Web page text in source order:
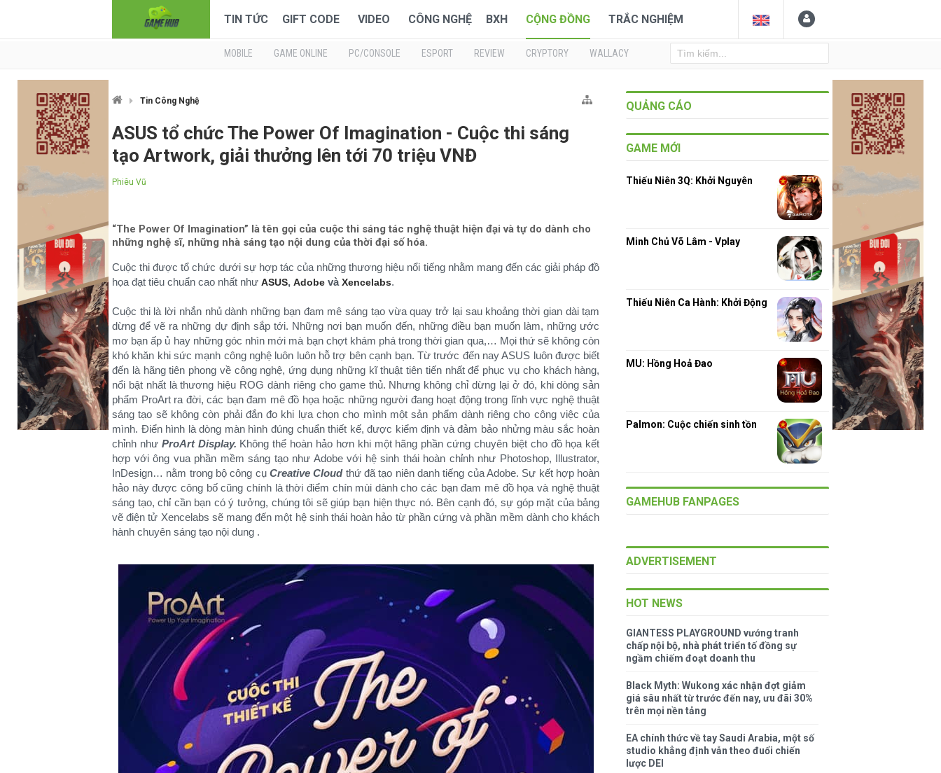
TIN TỨC GIFT CODE VIDEO CÔNG NGHỆ BXH CỘNG ĐỒNG TRẮC NGHIỆM
MOBILE GAME ONLINE PC/CONSOLE ESPORT REVIEW CRYPTORY WALLACY
Tin Công Nghệ
ASUS tổ chức The Power Of Imagination - Cuộc thi sáng
tạo Artwork, giải thưởng lên tới 70 triệu VNĐ
Phiêu Vũ
“The Power Of Imagination” là tên gọi của cuộc thi sáng tác nghệ thuật hiện đại và tự do dành cho
những nghệ sĩ, những nhà sáng tạo nội dung của thời đại số hóa.
Cuộc thi được tổ chức dưới sự hợp tác của những thương hiệu nổi tiếng nhằm mang đến các giải pháp đồ
họa đạt tiêu chuẩn cao nhất như ASUS, Adobe và Xencelabs.
Cuộc thi là lời nhắn nhủ dành những bạn đam mê sáng tạo vừa quay trở lại sau khoảng thời gian dài tạm
dừng để vẽ ra những dự định sắp tới. Những nơi bạn muốn đến, những điều bạn muốn làm, những ước
mơ bạn ấp ủ hay những góc nhìn mới mà bạn chợt khám phá trong thời gian qua,… Mọi thứ sẽ không còn
khó khăn khi sức mạnh công nghệ luôn luôn hỗ trợ bên cạnh bạn. Từ trước đến nay ASUS luôn được biết
đến là hãng tiên phong về công nghệ, ứng dụng những kĩ thuật tiên tiến nhất để phục vụ cho khách hàng,
nổi bật nhất là thương hiệu ROG dành riêng cho game thủ. Nhưng không chỉ dừng lại ở đó, khi dòng sản
phẩm ProArt ra đời, các bạn đam mê đồ họa hoặc những người đang hoạt động trong lĩnh vực nghệ thuật
sáng tạo sẽ không còn phải đắn đo khi lựa chọn cho mình một sản phẩm dành riêng cho công việc của
mình. Điển hình là dòng màn hình đúng chuẩn thiết kế, được kiểm định và đảm bảo nhửng màu sắc hoàn
chỉnh như ProArt Display. Không thể hoàn hảo hơn khi một hãng phần cứng chuyên biệt cho đồ họa kết
hợp với ông vua phần mềm sáng tạo như Adobe với hệ sinh thái hoàn chỉnh như Photoshop, Illustrator,
InDesign… nằm trong bộ công cụ Creative Cloudthứ đã tạo niên danh tiếng của Adobe. Sự kết hợp hoàn
hảo này được công bố cũng chính là thời điểm chín mùi dành cho các bạn đam mê đồ họa và nghệ thuật
sáng tạo, chỉ cần bạn có ý tưởng, chúng tôi sẽ giúp bạn hiện thực nó. Bên cạnh đó, sự góp mặt của bảng
vẽ điện tử Xencelabs sẽ mang đến một hệ sinh thái hoàn hảo từ phần cứng và phần mềm dành cho khách
hành chuyên sáng tạo nội dung .
QUẢNG CÁO
GAME MỚI
Thiếu Niên 3Q: Khởi Nguyên
Minh Chủ Võ Lâm - Vplay
Thiếu Niên Ca Hành: Khởi Động
MU: Hồng Hoả Đao
Palmon: Cuộc chiến sinh tồn
GAMEHUB FANPAGES
ADVERTISEMENT
HOT NEWS
GIANTESS PLAYGROUND vướng tranh
chấp nội bộ, nhà phát triển tố đồng sự
ngầm chiếm đoạt doanh thu
Black Myth: Wukong xác nhận đợt giảm
giá sâu nhất từ trước đến nay, ưu đãi 30%
trên mọi nền tảng
EA chính thức về tay Saudi Arabia, một số
studio khẳng định vẫn theo đuổi chiến
lược DEI